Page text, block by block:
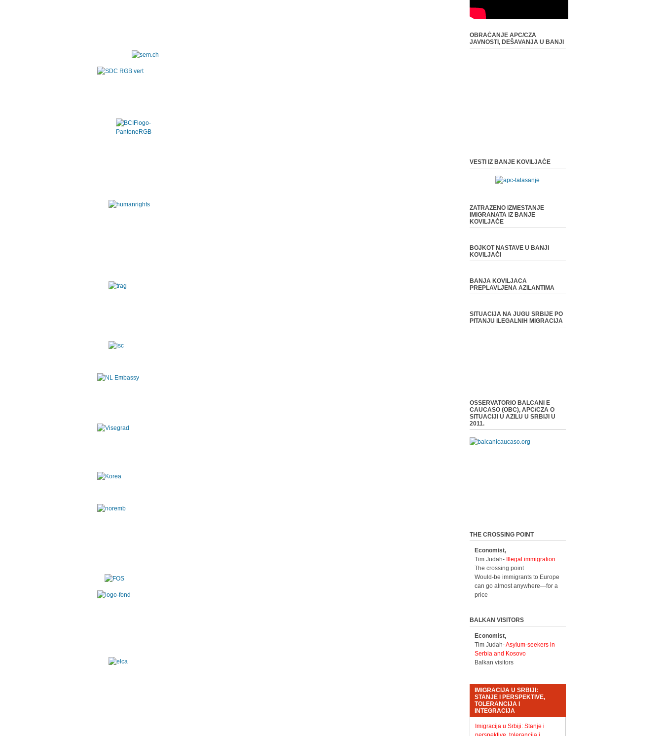
OBRAĆANJE APC/CZA
JAVNOSTI, DEŠAVANJA U BANJI
VESTI IZ BANJE KOVILJAČE
ZATRAZENO IZMESTANJE
IMIGRANATA IZ BANJE
KOVILJAČE
BOJKOT NASTAVE U BANJI
KOVILJAČI
BANJA KOVILJACA
PREPLAVLJENA AZILANTIMA
SITUACIJA NA JUGU SRBIJE PO
PITANJU ILEGALNIH MIGRACIJA
OSSERVATORIO BALCANI E
CAUCASO (OBC), APC/CZA O
SITUACIJI U AZILU U SRBIJI U
2011.
THE CROSSING POINT
Economist,
Tim Judah-
Illegal immigration
The crossing point
Would-be immigrants to Europe
can go almost anywhere—for a
price
BALKAN VISITORS
Economist,
Tim Judah-Asylum-seekers in
Serbia and Kosovo
Balkan visitors
IMIGRACIJA U SRBIJI:
STANJE I PERSPEKTIVE,
TOLERANCIJA I
INTEGRACIJA
Imigracija u Srbiji: Stanje i